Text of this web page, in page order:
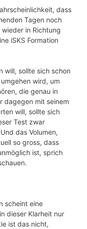
dass
Tagen noch
in Richtung
iSKS Formation
will, sollte sich schon
wird, um
die genau in
dagegen mit seinem
will, sollte sich
Test zwar
das Volumen,
so gross, dass
ist, sprich
scheint eine
dieser Klarheit nur
ist das nicht,